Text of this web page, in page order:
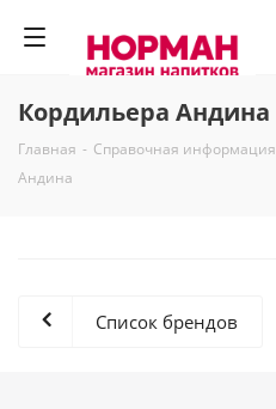
Кордильера Андина
Главная - Справочная информация
Андина
Список брендов